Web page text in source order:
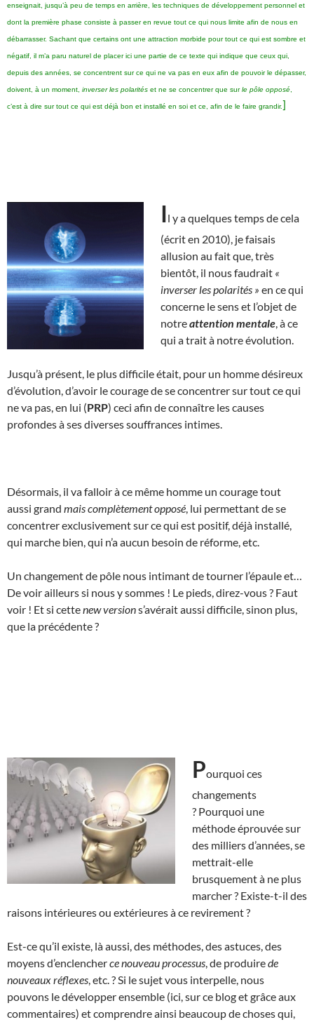
enseignait, jusqu’à peu de temps en arrière, les techniques de développement personnel et
dont la première phase consiste à passer en revue tout ce qui nous limite afin de nous en
débarrasser. Sachant que certains ont une attraction morbide pour tout ce qui est sombre et
négatif, il m’a paru naturel de placer ici une partie de ce texte qui indique que ceux qui,
depuis des années, se concentrent sur ce qui ne va pas en eux afin de pouvoir le dépasser,
doivent, à un moment, inverser les polarités et ne se concentrer que surle pôle opposé
c’est à dire sur tout ce qui est déjà bon et installé en soi et ce, afin de le faire grandir.]
Il y a quelques temps de cela
(écrit en 2010), je faisais
allusion au fait que, très
bientôt, il nous faudrait «
inverser les polarités » en ce qui
concerne le sens et l’objet de
notreattention mentale , à ce
qui a trait à notre évolution.
Jusqu’à présent, le plus difficile était, pour un homme désireux
d’évolution, d’avoir le courage de se concentrer sur tout ce qui
ne va pas, en lui (PRP) ceci afin de connaître les causes
profondes à ses diverses souffrances intimes.
Désormais, il va falloir à ce même homme un courage tout
aussi grand mais complètement opposé , lui permettant de se
concentrer exclusivement sur ce qui est positif, déjà installé,
qui marche bien, qui n’a aucun besoin de réforme, etc.
Un changement de pôle nous intimant de tourner l’épaule et…
De voir ailleurs si nous y sommes ! Le pieds, direz-vous ? Faut
voir ! Et si cettenew versions’avérait aussi difficile, sinon plus,
que la précédente ?
Pourquoi ces
changements
? Pourquoi une
méthode éprouvée sur
des milliers d’années, se
mettrait-elle
brusquement à ne plus
marcher ? Existe-t-il des
raisons intérieures ou extérieures à ce revirement ?
Est-ce qu’il existe, là aussi, des méthodes, des astuces, des
moyens d’enclencherce nouveau processus , de produirede
nouveaux réflexes , etc. ? Si le sujet vous interpelle, nous
pouvons le développer ensemble (ici, sur ce blog et grâce aux
commentaires) et comprendre ainsi beaucoup de choses qui,